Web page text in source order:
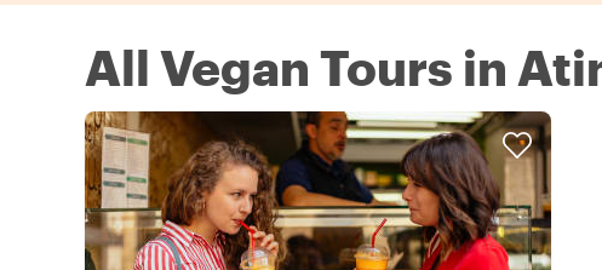
All Vegan Tours in